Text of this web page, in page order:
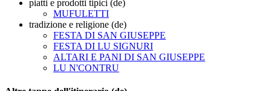
piatti e prodotti tipici (de)
MUFULETTI
tradizione e religione (de)
FESTA DI SAN GIUSEPPE
FESTA DI LU SIGNURI
ALTARI E PANI DI SAN GIUSEPPE
LU N'CONTRU